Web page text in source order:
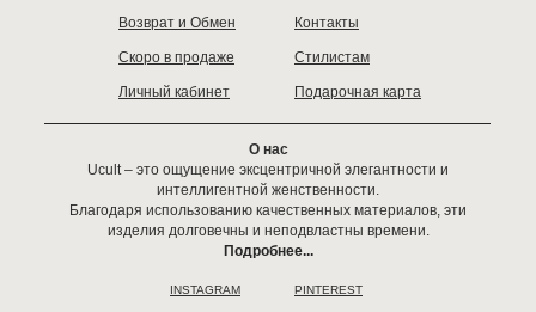
Возврат и Обмен
Скоро в продаже
Личный кабинет
Контакты
Стилистам
INSTAGRAM PINTEREST
Подарочная карта
О нас
Ucult – это ощущение эксцентричной элегантности и
интеллигентной женственности.
Благодаря использованию качественных материалов, эти
изделия долговечны и неподвластны времени.
Подробнее...